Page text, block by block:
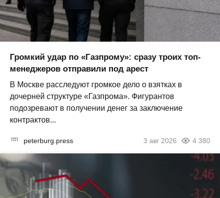
Громкий удар по «Газпрому»: сразу троих топ-
менеджеров отправили под арест
В Москве расследуют громкое дело о взятках в
дочерней структуре «Газпрома». Фигурантов
подозревают в получении денег за заключение
контрактов...
peterburg.press 3 авг 2026 4 380